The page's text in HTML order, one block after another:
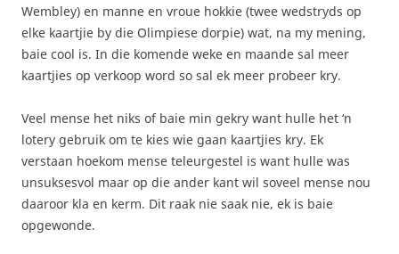
Wembley) en manne en vroue hokkie (twee wedstryds op
elke kaartjie by die Olimpiese dorpie) wat, na my mening,
baie cool is. In die komende weke en maande sal meer
kaartjies op verkoop word so sal ek meer probeer kry.
Veel mense het niks of baie min gekry want hulle het ‘n
lotery gebruik om te kies wie gaan kaartjies kry. Ek
verstaan hoekom mense teleurgestel is want hulle was
unsuksesvol maar op die ander kant wil soveel mense nou
daaroor kla en kerm. Dit raak nie saak nie, ek is baie
opgewonde.